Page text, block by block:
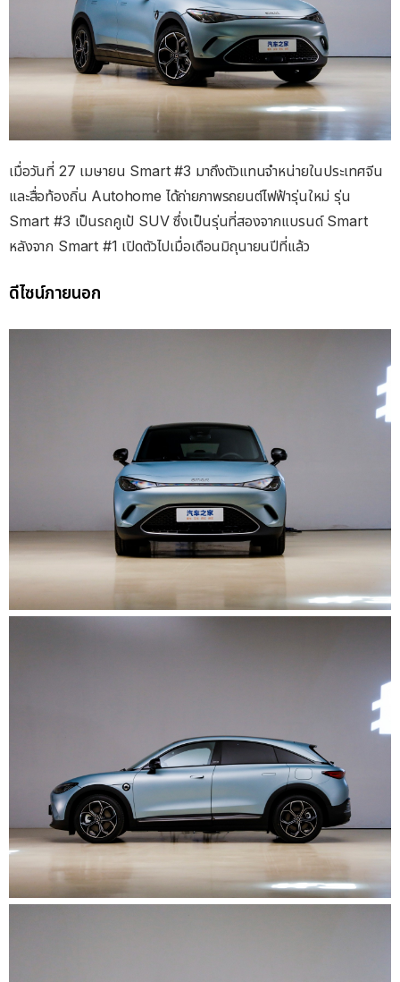
เมื่อวันที่ 27 เมษายน Smart #3 มาถึงตัวแทนจำหน่ายในประเทศจีน
และสื่อท้องถิ่น Autohome ได้ถ่ายภาพรถยนต์ไฟฟ้ารุ่นใหม่ รุ่น
Smart #3 เป็นรถคูเป้ SUV ซึ่งเป็นรุ่นที่สองจากแบรนด์ Smart
หลังจาก Smart #1 เปิดตัวไปเมื่อเดือนมิถุนายนปีที่แล้ว
ดีไซน์ภายนอก